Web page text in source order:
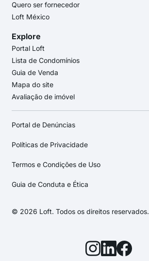
Quero ser fornecedor
Loft México
Explore
Portal Loft
Lista de Condomínios
Guia de Venda
Mapa do site
Avaliação de imóvel
Portal de Denúncias
Políticas de Privacidade
Termos e Condições de Uso
Guia de Conduta e Ética
© 2026 Loft. Todos os direitos reservados.